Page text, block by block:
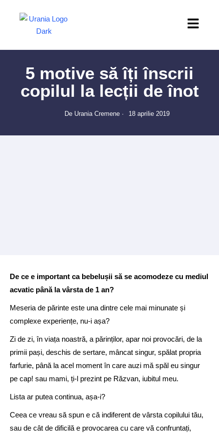
5 motive să îți înscrii
copilul la lecții de înot
De Urania Cremene · 18 aprilie 2019
De ce e important ca bebelușii să se acomodeze cu mediul
acvatic până la vârsta de 1 an?
Meseria de părinte este una dintre cele mai minunate și
complexe experiențe, nu-i așa?
Zi de zi, în viața noastră, a părinților, apar noi provocări, de la
primii pași, deschis de sertare, mâncat singur, spălat propria
farfurie, până la acel moment în care auzi mă spăl eu singur
pe cap! sau mami, ți-l prezint pe Răzvan, iubitul meu.
Lista ar putea continua, așa-i?
Ceea ce vreau să spun e că indiferent de vârsta copilului tău,
sau de cât de dificilă e provocarea cu care vă confruntați,